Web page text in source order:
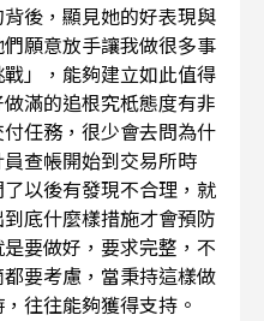
後，顯見她的好表現與
願意放手讓我做很多事
」，能夠建立如此值得
滿的追根究柢態度有非
任務，很少會去問為什
查帳開始到交易所時
以後有發現不合理，就
底什麼樣措施才會預防
要做好，要求完整，不
要考慮，當秉持這樣做
往往能夠獲得支持。